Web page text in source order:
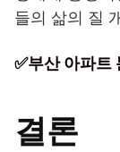
들의 삶의 질
✅부산 아파트
결론